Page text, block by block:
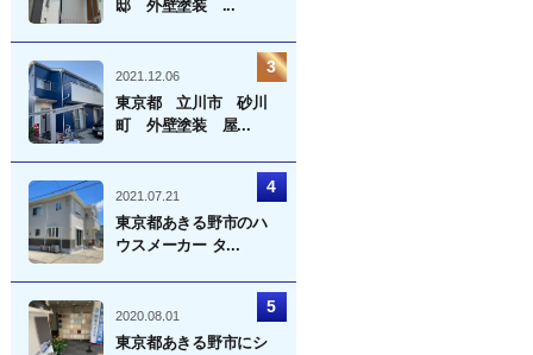
邸 外壁塗装 ...
2021.12.06
東京都 立川市 砂川
町 外壁塗装 屋...
2021.07.21
東京都あきる野市のハ
ウスメーカー タ...
2020.08.01
東京都あきる野市にシ